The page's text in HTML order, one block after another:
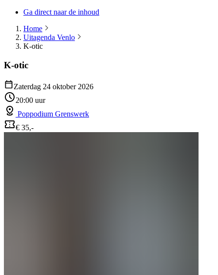
Ga direct naar de inhoud
Home
Uitagenda Venlo
K-otic
K-otic
Zaterdag 24 oktober 2026
20:00 uur
Poppodium Grenswerk
€ 35,-